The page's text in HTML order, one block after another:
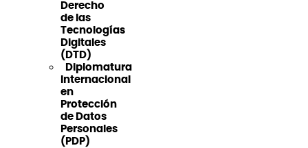
Derecho
de las
Tecnologías
Digitales
(DTD)
Diplomatura
Internacional
en
Protección
de Datos
Personales
(PDP)